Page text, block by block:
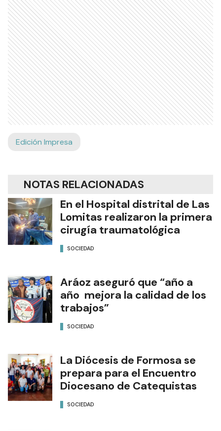
Edición Impresa
NOTAS RELACIONADAS
En el Hospital distrital de Las
Lomitas realizaron la primera
cirugía traumatológica
SOCIEDAD
Aráoz aseguró que “año a
año mejora la calidad de los
trabajos”
SOCIEDAD
La Diócesis de Formosa se
prepara para el Encuentro
Diocesano de Catequistas
SOCIEDAD